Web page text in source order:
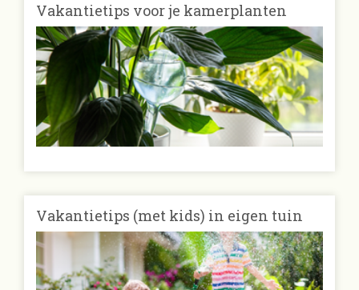
Vakantietips voor je kamerplanten
Vakantietips (met kids) in eigen tuin